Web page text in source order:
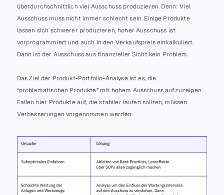
überdurchschnittlich viel Ausschuss produzieren. Denn: Viel
Ausschuss muss nicht immer schlecht sein. Einige Produkte
lassen sich schwerer produzieren, hoher Ausschuss ist
vorprogrammiert und auch in den Verkaufspreis einkalkuliert.
Dann ist der Ausschuss aus finanzieller Sicht kein Problem.
Das Ziel der Produkt-Portfolio-Analyse ist es, die
“problematischen Produkte” mit hohem Ausschuss aufzuzeigen.
Fallen hier Produkte auf, die stabiler laufen sollten, müssen
Verbesserungen vorgenommen werden.